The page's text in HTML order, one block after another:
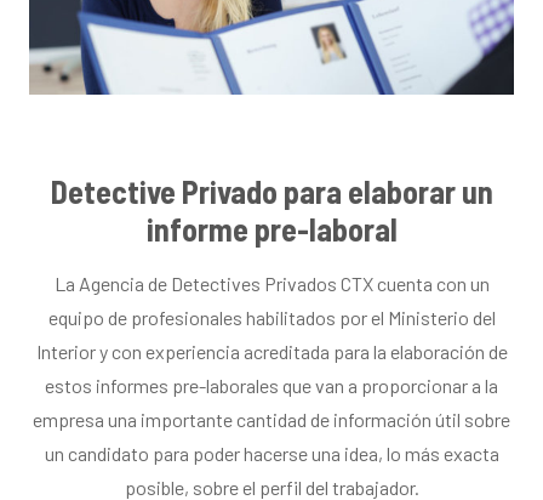
Detective Privado para elaborar un
informe pre-laboral
La Agencia de Detectives Privados CTX cuenta con un
equipo de profesionales habilitados por el Ministerio del
Interior y con experiencia acreditada para la elaboración de
estos informes pre-laborales que van a proporcionar a la
empresa una importante cantidad de información útil sobre
un candidato para poder hacerse una idea, lo más exacta
posible, sobre el perfil del trabajador.